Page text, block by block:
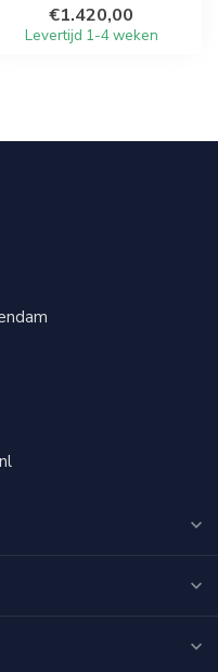
€1.420,00
Levertijd 1-4 weken